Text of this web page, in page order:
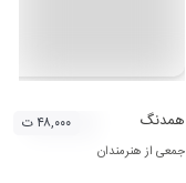
همدنگ
جمعی از هنرمندان
۴۸,۰۰۰ ت